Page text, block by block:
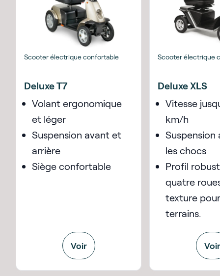
Scooter électrique confortable
Deluxe T7
Volant ergonomique
et léger
Suspension avant et
arrière
Siège confortable
Voir
Scooter électrique
Deluxe XLS
Vitesse
km/h
les chocs
Profil
quatre
texture
terrains.
Voir